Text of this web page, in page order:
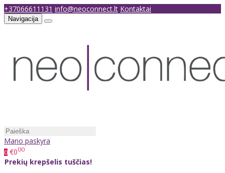
+37066611131 info@neoconnect.lt Kontaktai
Navigacija
Mano paskyra
0 €000
Prekių krepšelis tuščias!